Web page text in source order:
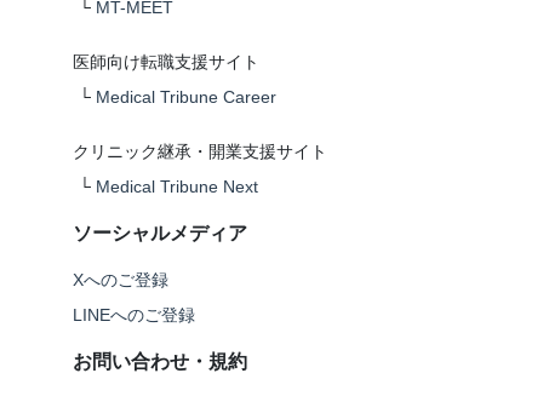
└ MT-MEET
医師向け転職支援サイト
└ Medical Tribune Career
クリニック継承・開業支援サイト
└ Medical Tribune Next
ソーシャルメディア
Xへのご登録
LINEへのご登録
お問い合わせ・規約